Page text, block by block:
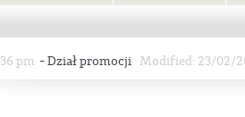
pm -Dział promocji Modified: 23/02/